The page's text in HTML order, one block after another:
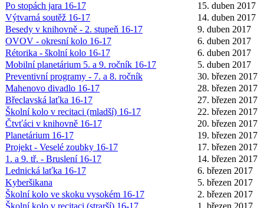
Po stopách jara 16-17
15. duben 2017
Výtvarná soutěž 16-17
14. duben 2017
Besedy v knihovně - 2. stupeň 16-17
9. duben 2017
OVOV - okresní kolo 16-17
6. duben 2017
Rétorika - školní kolo 16-17
6. duben 2017
Mobilní planetárium 5. a 9. ročník 16-17
5. duben 2017
Preventivní programy - 7. a 8. ročník
30. březen 2017
Mahenovo divadlo 16-17
28. březen 2017
Břeclavská laťka 16-17
27. březen 2017
Školní kolo v recitaci (mladší) 16-17
22. březen 2017
Čtvťáci v knihovně 16-17
20. březen 2017
Planetárium 16-17
19. březen 2017
Projekt - Veselé zoubky 16-17
17. březen 2017
1. a 9. tř. - Bruslení 16-17
14. březen 2017
Lednická laťka 16-17
6. březen 2017
Kyberšikana
5. březen 2017
Školní kolo ve skoku vysokém 16-17
2. březen 2017